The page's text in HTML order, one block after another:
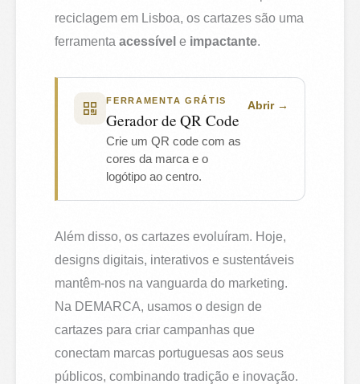
reciclagem em Lisboa, os cartazes são uma
ferramentaacessível e impactante.
FERRAMENTA GRÁTIS
Gerador de QR Code
Crie um QR code com as
cores da marca e o
logótipo ao centro.
Abrir
Além disso, os cartazes evoluíram. Hoje,
designs digitais, interativos e sustentáveis
mantêm-nos na vanguarda do marketing.
Na DEMARCA, usamos o design de
cartazes para criar campanhas que
conectam marcas portuguesas aos seus
públicos, combinando tradição e inovação.